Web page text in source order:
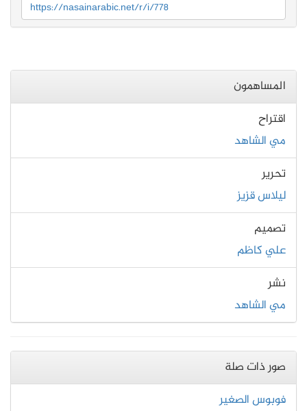
https://nasainarabic.net/r/i/778
المساهمون
اقتراح
مي الشاهد
تحرير
ليلاس قزيز
تصميم
علي كاظم
نشر
مي الشاهد
صور ذات صلة
فوبوس الصغير